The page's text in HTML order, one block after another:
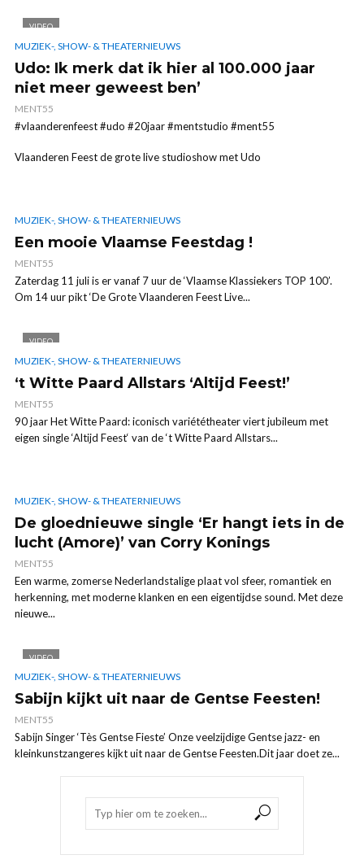
VIDEO
MUZIEK-, SHOW- & THEATERNIEUWS
Udo: Ik merk dat ik hier al 100.000 jaar
niet meer geweest ben’
MENT55
#vlaanderenfeest #udo #20jaar #mentstudio #ment55
Vlaanderen Feest de grote live studioshow met Udo
MUZIEK-, SHOW- & THEATERNIEUWS
Een mooie Vlaamse Feestdag !
MENT55
Zaterdag 11 juli is er vanaf 7 uur de ‘Vlaamse Klassiekers TOP 100’.
Om 14 uur pikt ‘De Grote Vlaanderen Feest Live...
VIDEO
MUZIEK-, SHOW- & THEATERNIEUWS
‘t Witte Paard Allstars ‘Altijd Feest!’
MENT55
90 jaar Het Witte Paard: iconisch variététheater viert jubileum met
eigen single ‘Altijd Feest‘ van de ‘t Witte Paard Allstars...
MUZIEK-, SHOW- & THEATERNIEUWS
De gloednieuwe single ‘Er hangt iets in de
lucht (Amore)’ van Corry Konings
MENT55
Een warme, zomerse Nederlandstalige plaat vol sfeer, romantiek en
herkenning, met moderne klanken en een eigentijdse sound. Met deze
nieuwe...
VIDEO
MUZIEK-, SHOW- & THEATERNIEUWS
Sabijn kijkt uit naar de Gentse Feesten!
MENT55
Sabijn Singer ‘Tès Gentse Fieste’ Onze veelzijdige Gentse jazz- en
kleinkunstzangeres kijkt uit naar de Gentse Feesten.Dit jaar doet ze...